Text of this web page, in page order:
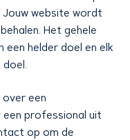
website wordt
Het gehele
helder doel en elk
over een
professional uit
op om de